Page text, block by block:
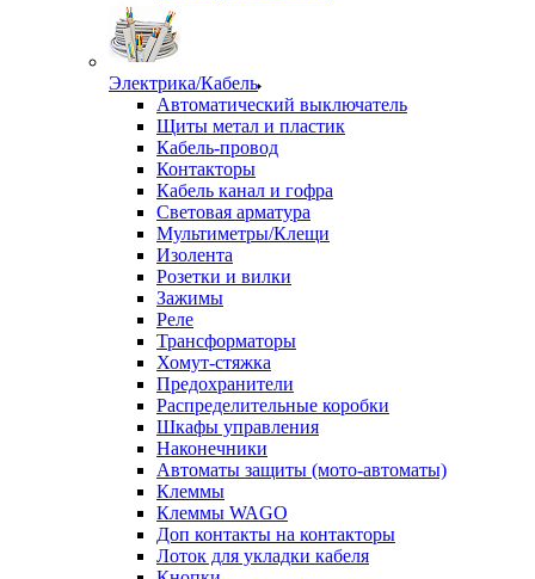
Электрика/Кабель
Автоматический выключатель
Щиты метал и пластик
Кабель-провод
Контакторы
Кабель канал и гофра
Световая арматура
Мультиметры/Клещи
Изолента
Розетки и вилки
Зажимы
Реле
Трансформаторы
Хомут-стяжка
Предохранители
Распределительные коробки
Шкафы управления
Наконечники
Автоматы защиты (мото-автоматы)
Клеммы
Клеммы WAGO
Доп контакты на контакторы
Лоток для укладки кабеля